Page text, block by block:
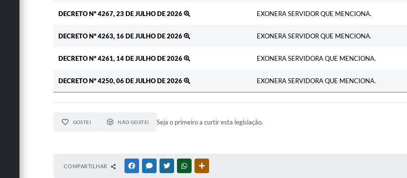
DECRETO Nº 4267, 23 DE JULHO DE 2026 EXONERA SERVIDOR QUE MENCIONA.
DECRETO Nº 4263, 16 DE JULHO DE 2026 EXONERA SERVIDOR QUE MENCIONA.
DECRETO Nº 4261, 14 DE JULHO DE 2026 EXONERA SERVIDORA QUE MENCIONA.
DECRETO Nº 4250, 06 DE JULHO DE 2026 EXONERA SERVIDORA QUE MENCIONA.
GOSTEI NÃO GOSTEI Seja o primeiro a curtir esta legislação.
COMPARTILHAR FACEBOOKMESSENGER
TWITTERWHATSAPP